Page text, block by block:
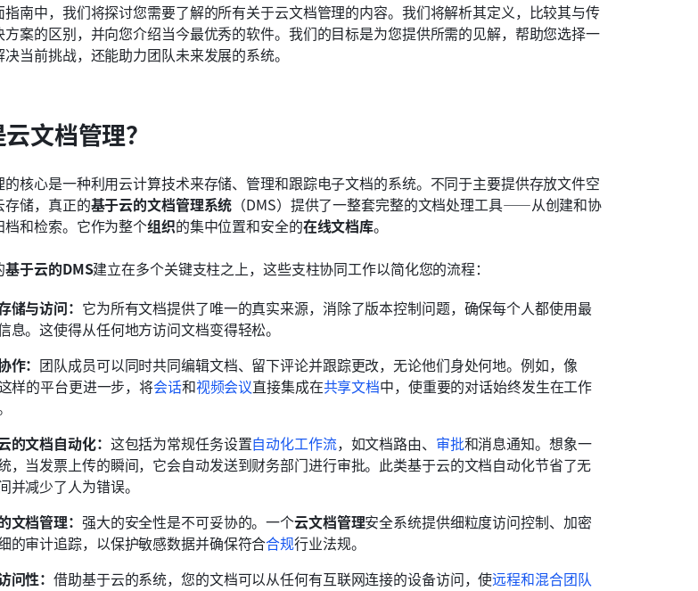
指南中，我们将探讨您需要了解的所有关于云文档管理的内容。我们将解析其定义，比较其与传
方案的区别，并向您介绍当今最优秀的软件。我们的目标是为您提供所需的见解，帮助您选择一
当前挑战，还能助力团队未来发展的系统。
文档管理？
的核心是一种利用云计算技术来存储、管理和跟踪电子文档的系统。不同于主要提供存放文件空
存储，真正的基于云的文档管理系统 （DMS）提供了一整套完整的文档处理工具——从创建和协
档和检索。它作为整个组织的集中位置和安全的在线文档库。
基于云的DMS建立在多个关键支柱之上，这些支柱协同工作以简化您的流程：
储与访问： 它为所有文档提供了唯一的真实来源，消除了版本控制问题，确保每个人都使用最
息。这使得从任何地方访问文档变得轻松。
作： 团队成员可以同时共同编辑文档、留下评论并跟踪更改，无论他们身处何地。例如，像
样的平台更进一步，将会话和视频会议直接集成在共享文档中，使重要的对话始终发生在工作
的文档自动化： 这包括为常规任务设置自动化工作流，如文档路由、 审批和消息通知。想象一
，当发票上传的瞬间，它会自动发送到财务部门进行审批。此类基于云的文档自动化节省了无
并减少了人为错误。
文档管理： 强大的安全性是不可妥协的。一个云文档管理安全系统提供细粒度访问控制、加密
的审计追踪，以保护敏感数据并确保符合合规行业法规。
问性：借助基于云的系统，您的文档可以从任何有互联网连接的设备访问，使远程和混合团队